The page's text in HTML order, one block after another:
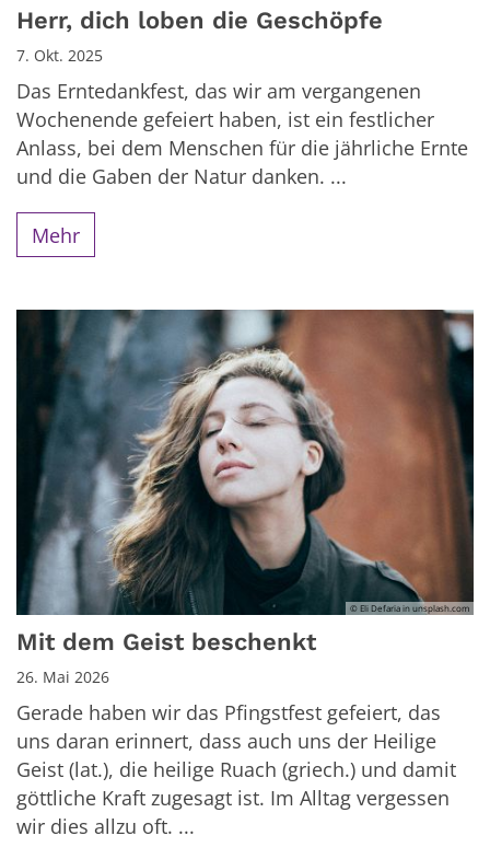
Herr, dich loben die Geschöpfe
7. Okt. 2025
Das Erntedankfest, das wir am vergangenen
Wochenende gefeiert haben, ist ein festlicher
Anlass, bei dem Menschen für die jährliche Ernte
und die Gaben der Natur danken. ...
Mehr
© Eli Defaria in unsplash.com
Mit dem Geist beschenkt
26. Mai 2026
Gerade haben wir das Pfingstfest gefeiert, das
uns daran erinnert, dass auch uns der Heilige
Geist (lat.), die heilige Ruach (griech.) und damit
göttliche Kraft zugesagt ist. Im Alltag vergessen
wir dies allzu oft. ...